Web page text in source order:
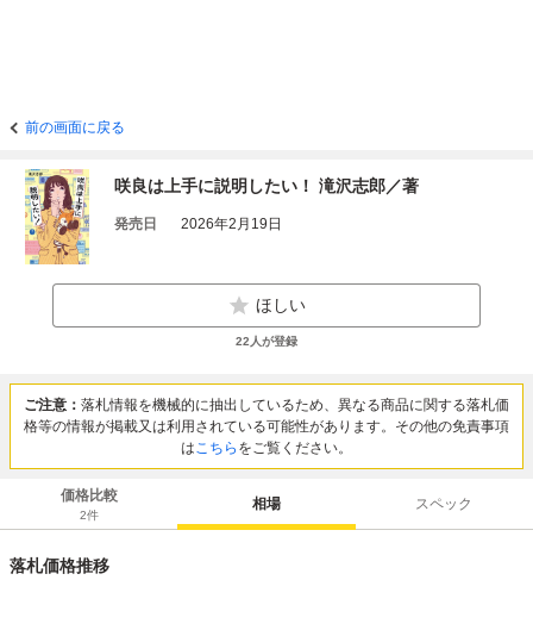
前の画面に戻る
咲良は上手に説明したい！ 滝沢志郎／著
発売日 2026年2月19日
ほしい
22 人が登録
ご注意： 落札情報を機械的に抽出しているため、異なる商品に関する落札価
格等の情報が掲載又は利用されている可能性があります。その他の免責事項
はこちら をご覧ください。
価格比較
2件
相場 スペック
落札価格推移